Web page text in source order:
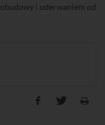
i oderwaniem od